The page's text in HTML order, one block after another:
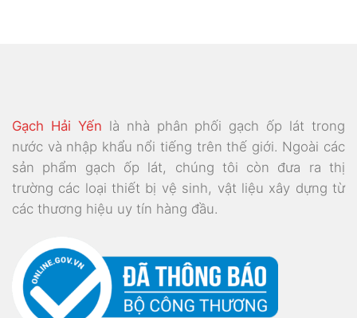
Gạch Hải Yến là nhà phân phối gạch ốp lát trong
nước và nhập khẩu nổi tiếng trên thế giới. Ngoài các
sản phẩm gạch ốp lát, chúng tôi còn đưa ra thị
trường các loại thiết bị vệ sinh, vật liệu xây dựng từ
các thương hiệu uy tín hàng đầu.